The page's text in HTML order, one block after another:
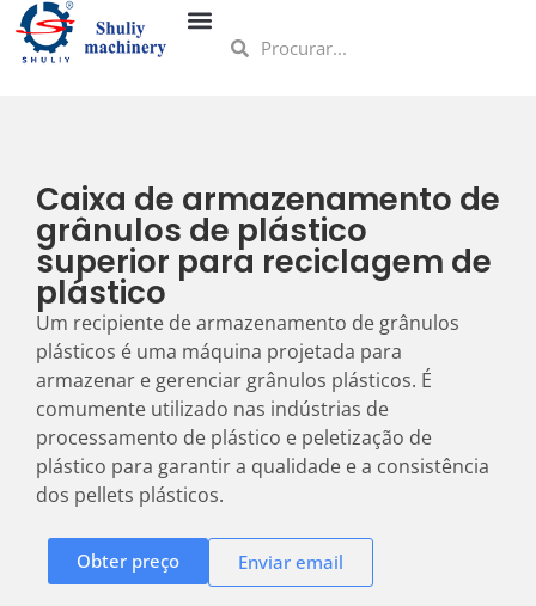
Caixa de armazenamento de
grânulos de plástico
superior para reciclagem de
plástico
Um recipiente de armazenamento de grânulos
plásticos é uma máquina projetada para
armazenar e gerenciar grânulos plásticos. É
comumente utilizado nas indústrias de
processamento de plástico e peletização de
plástico para garantir a qualidade e a consistência
dos pellets plásticos.
Obter preço Enviar email